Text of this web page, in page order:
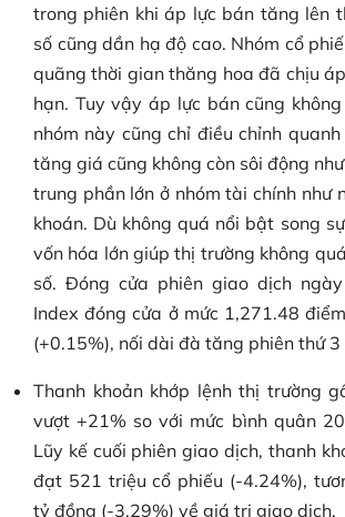
trong phiên khi áp lực bán tăng lên
số cũng dần hạ độ cao. Nhóm cổ
quãng thời gian thăng hoa đã chịu
hạn. Tuy vậy áp lực bán cũng
nhóm này cũng chỉ điều chỉnh
tăng giá cũng không còn sôi động
trung phần lớn ở nhóm tài chính như
khoán. Dù không quá nổi bật song
vốn hóa lớn giúp thị trường không
số. Đóng cửa phiên giao dịch
Index đóng cửa ở mức 1,271.48
(+0.15%), nối dài đà tăng phiên thứ 3
Thanh khoản khớp lệnh thị trường
vượt +21% so với mức bình quân
Lũy kế cuối phiên giao dịch, thanh
đạt 521 triệu cổ phiếu (-4.24%),
tỷ đồng (-3.29%) về giá trị giao dịch.